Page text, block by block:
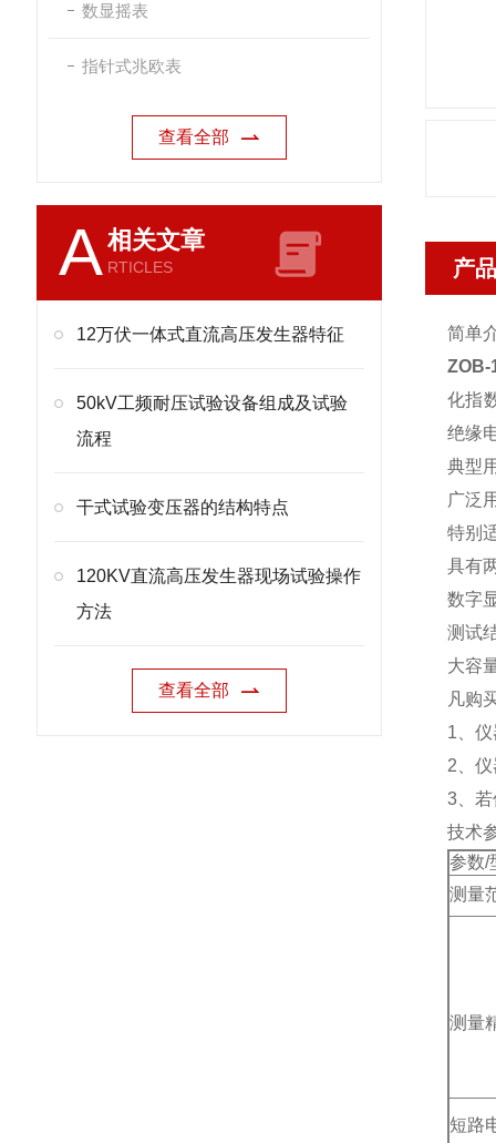
数显摇表
指针式兆欧表
查看全部
A相关文章
RTICLES
12万伏一体式直流高压发生器特征
50kV工频耐压试验设备组成及试验
流程
干式试验变压器的结构特点
120KV直流高压发生器现场试验操作
方法
查看全部
产
简单
ZOB-
化指
绝缘
典型
广泛
特别
具有
数字
测试
大容
凡购
1、
2、
3、
技术
参数/
测量
测量
短路